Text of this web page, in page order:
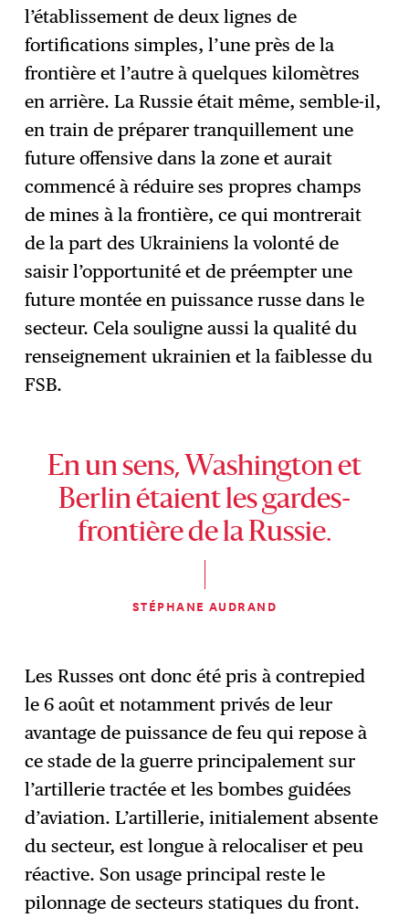
l’établissement de deux lignes de
fortifications simples, l’une près de la
frontière et l’autre à quelques kilomètres
en arrière. La Russie était même, semble-il,
en train de préparer tranquillement une
future offensive dans la zone et aurait
commencé à réduire ses propres champs
de mines à la frontière, ce qui montrerait
de la part des Ukrainiens la volonté de
saisir l’opportunité et de préempter une
future montée en puissance russe dans le
secteur. Cela souligne aussi la qualité du
renseignement ukrainien et la faiblesse du
FSB.
En un sens, Washington et
Berlin étaient les gardes-
frontière de la Russie.
STÉPHANE AUDRAND
Les Russes ont donc été pris à contrepied
le 6 août et notamment privés de leur
avantage de puissance de feu qui repose à
ce stade de la guerre principalement sur
l’artillerie tractée et les bombes guidées
d’aviation. L’artillerie, initialement absente
du secteur, est longue à relocaliser et peu
réactive. Son usage principal reste le
pilonnage de secteurs statiques du front.